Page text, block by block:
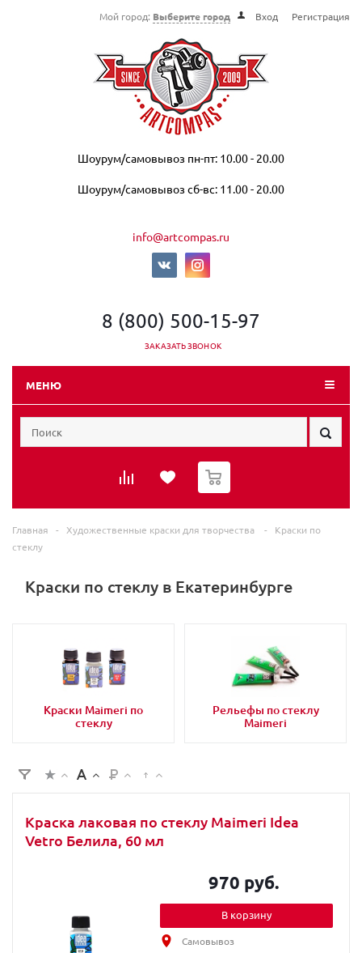
Мой город: Выберите город Вход Регистрация
Шоурум/самовывоз пн-пт: 10.00 - 20.00
Шоурум/самовывоз сб-вс: 11.00 - 20.00
info@artcompas.ru
8 (800) 500-15-97
ЗАКАЗАТЬ ЗВОНОК
МЕНЮ
0
Главная - Художественные краски для творчества -
Краски по
стеклу
Краски по стеклу в Екатеринбурге
Краски Maimeri по
стеклу
Рельефы по стеклу
Maimeri
Краска лаковая по стеклу Maimeri Idea
Vetro Белила, 60 мл
970 руб.
В корзину
Самовывоз